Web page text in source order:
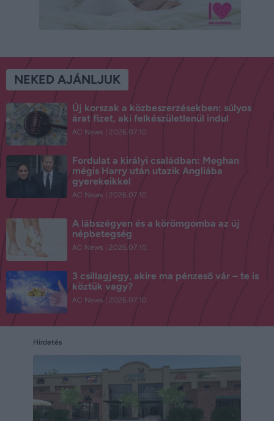
NEKED AJÁNLJUK
Új korszak a közbeszerzésekben: súlyos
árat fizet, aki felkészületlenül indul
AC News 2026.07.10.
Fordulat a királyi családban: Meghan
mégis Harry után utazik Angliába
gyerekeikkel
AC News 2026.07.10.
A lábszégyen és a körömgomba az új
népbetegség
AC News 2026.07.10.
3 csillagjegy, akire ma pénzeső vár – te is
köztük vagy?
AC News 2026.07.10.
Hirdetés